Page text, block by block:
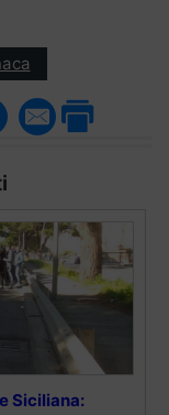
Siciliana: